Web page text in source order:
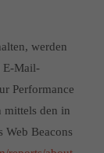
werden
E-Mail-
Performance
mittels den in
Beacons